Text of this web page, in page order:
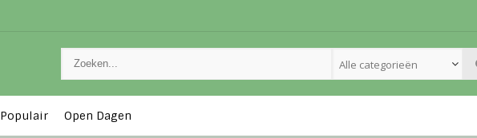
Alle categorieën
Populair Open Dagen